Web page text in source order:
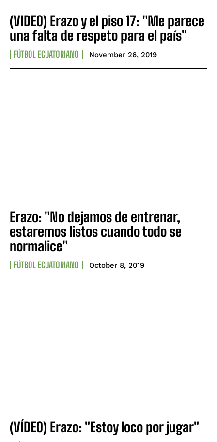
(VIDEO) Erazo y el piso 17: "Me parece
una falta de respeto para el país"
FÚTBOL ECUATORIANO November 26, 2019
Erazo: "No dejamos de entrenar,
estaremos listos cuando todo se
normalice"
FÚTBOL ECUATORIANO October 8, 2019
(VÍDEO) Erazo: "Estoy loco por jugar"